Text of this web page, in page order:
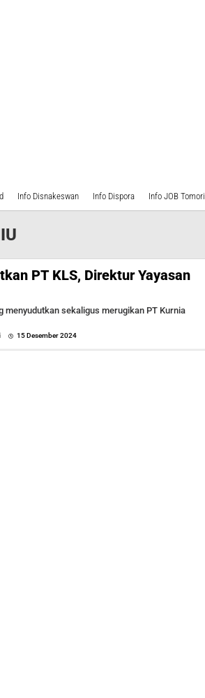
Info Disnakeswan Info Dispora Info JOB Tomori
PT KLS, Direktur Yayasan
menyudutkan sekaligus merugikan PT Kurnia
15 Desember 2024